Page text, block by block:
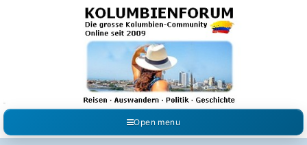
Kolumbienforum - Das
grosse Forum der
Freunde Kolumbiens
Reisen, Auswandern, Kultur, Politik, Geschichte und Visum in Kolumbien und Venezuela.
Austausch, Erfahrungen und Gemeinschaft im Kolumbienforum
Open menu